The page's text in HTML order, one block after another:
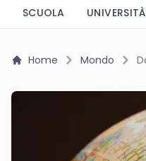
SCUOLA UNIVERSITÀ
Home Mondo